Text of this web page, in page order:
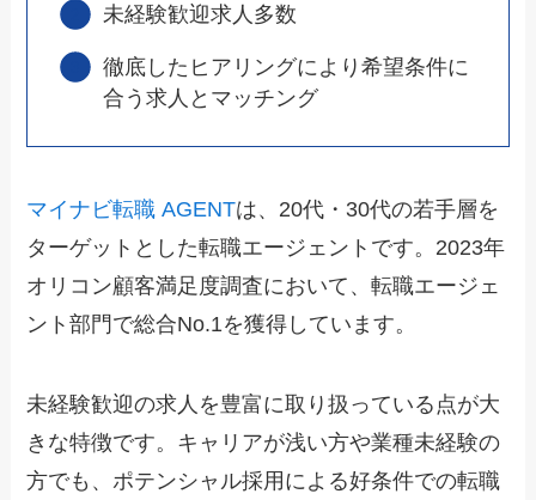
未経験歓迎求人多数
徹底したヒアリングにより希望条件に
合う求人とマッチング
マイナビ転職 AGENTは、20代・30代の若手層を
ターゲットとした転職エージェントです。 2023年
オリコン顧客満足度調査において、転職エージェ
ント部門で総合No.1を獲得しています。
未経験歓迎の求人を豊富に取り扱っている点が大
きな特徴です。キャリアが浅い方や業種未経験の
方でも、ポテンシャル採用による好条件での転職